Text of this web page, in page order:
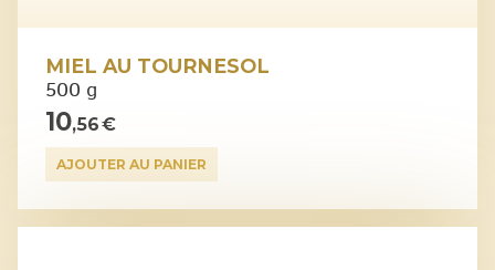
MIEL AU TOURNESOL
500 g
10,56 €
AJOUTER AU PANIER